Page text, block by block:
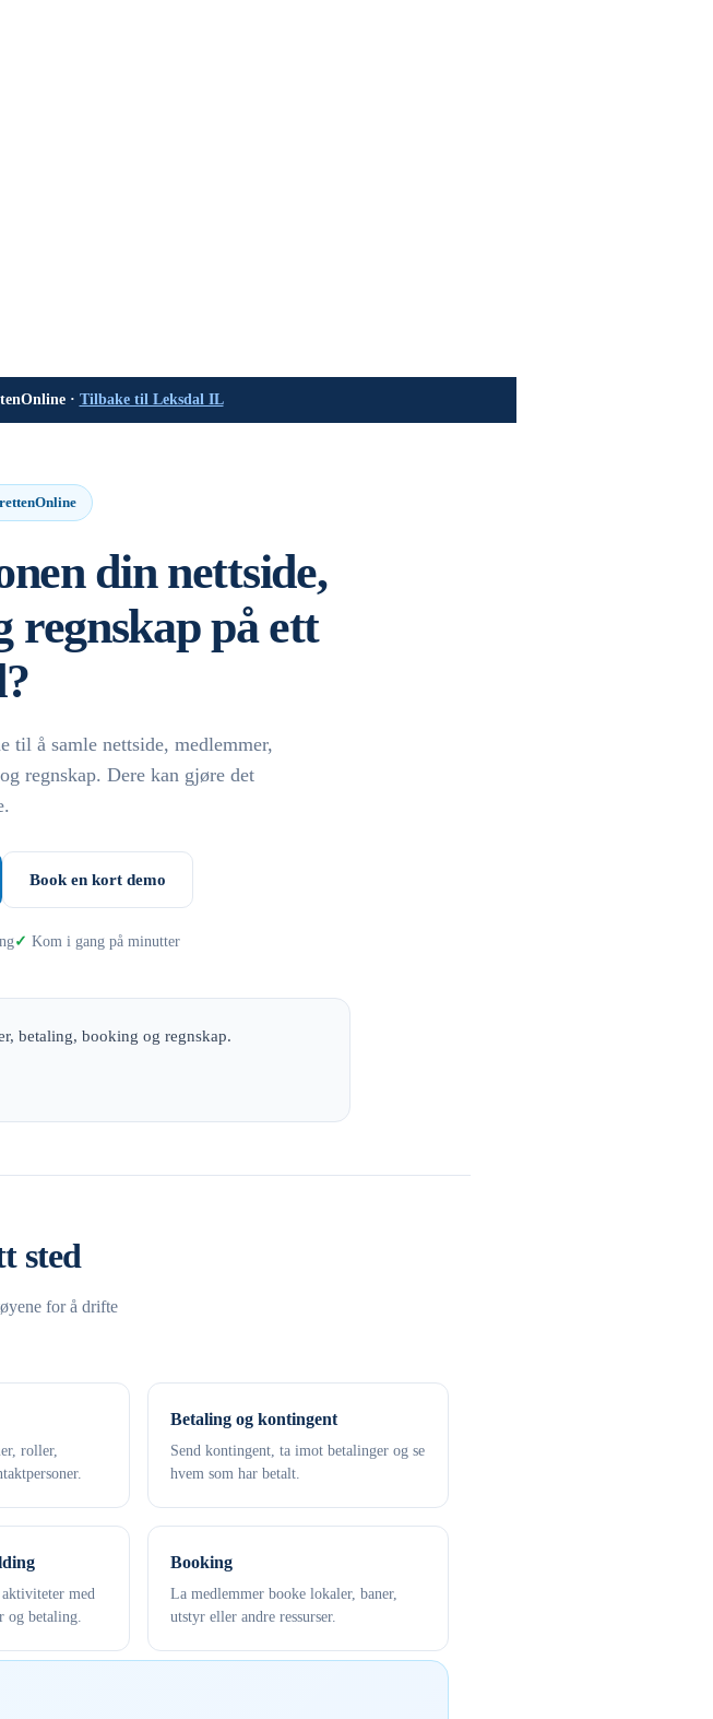
· Tilbake til Leksdal IL
din nettside,
regnskap på ett
til å samle nettside, medlemmer,
regnskap. Dere kan gjøre det
Book en kort demo
Kom i gang på minutter
betaling, booking og regnskap.
sted
for å drifte
roller,
Betaling og kontingent
Send kontingent, ta imot betalinger og se
hvem som har betalt.
med
og betaling.
Booking
La medlemmer booke lokaler, baner,
utstyr eller andre ressurser.